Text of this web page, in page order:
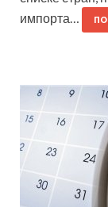
импорта…